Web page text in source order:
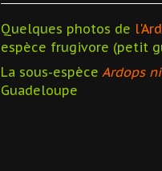
Quelques photos de
espèce frugivore (petit
La sous-espèce Ardops
Guadeloupe